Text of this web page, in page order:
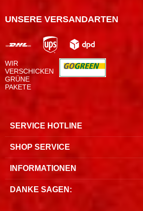
UNSERE VERSANDARTEN
WIR
VERSCHICKEN
GRÜNE
PAKETE
SERVICE HOTLINE
SHOP SERVICE
INFORMATIONEN
DANKE SAGEN: